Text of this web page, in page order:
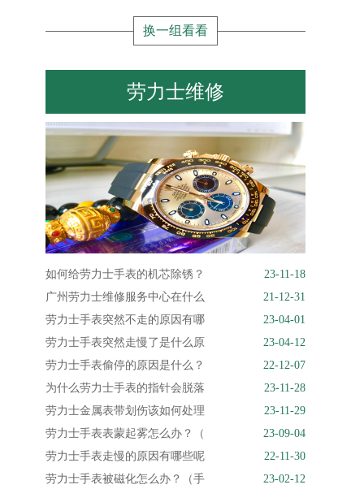
换一组看看
劳力士维修
如何给劳力士手表的机芯除锈？
23-11-18
广州劳力士维修服务中心在什么
21-12-31
劳力士手表突然不走的原因有哪
23-04-01
劳力士手表突然走慢了是什么原
23-04-12
劳力士手表偷停的原因是什么？
22-12-07
为什么劳力士手表的指针会脱落
23-11-28
劳力士金属表带划伤该如何处理
23-11-29
劳力士手表表蒙起雾怎么办？（
23-09-04
劳力士手表走慢的原因有哪些呢
22-11-30
劳力士手表被磁化怎么办？（手
23-02-12